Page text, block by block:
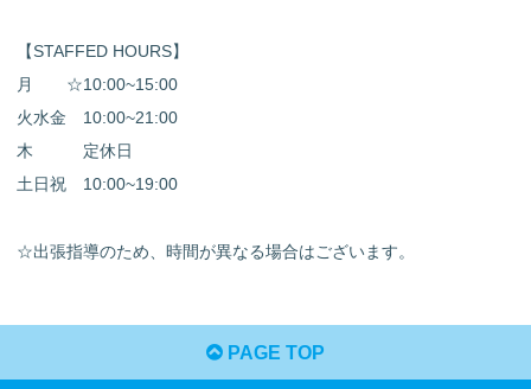
【STAFFED HOURS】
月 ☆10:00~15:00
火水金 10:00~21:00
木 定休日
土日祝 10:00~19:00
☆出張指導のため、時間が異なる場合はございます。
PAGE TOP